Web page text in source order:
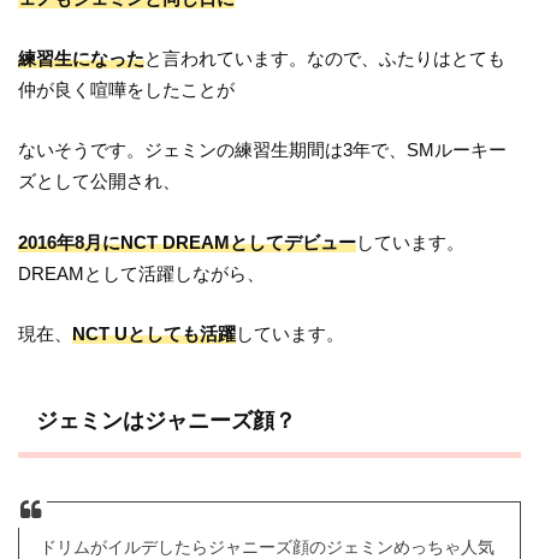
練習生になったと言われています。なので、ふたりはとても
仲が良く喧嘩をしたことが
ないそうです。ジェミンの練習生期間は3年で、SMルーキー
ズとして公開され、
2016年8月にNCT DREAMとしてデビューしています。
DREAMとして活躍しながら、
現在、NCT Uとしても活躍しています。
ジェミンはジャニーズ顔？
ドリムがイルデしたらジャニーズ顔のジェミンめっちゃ人気